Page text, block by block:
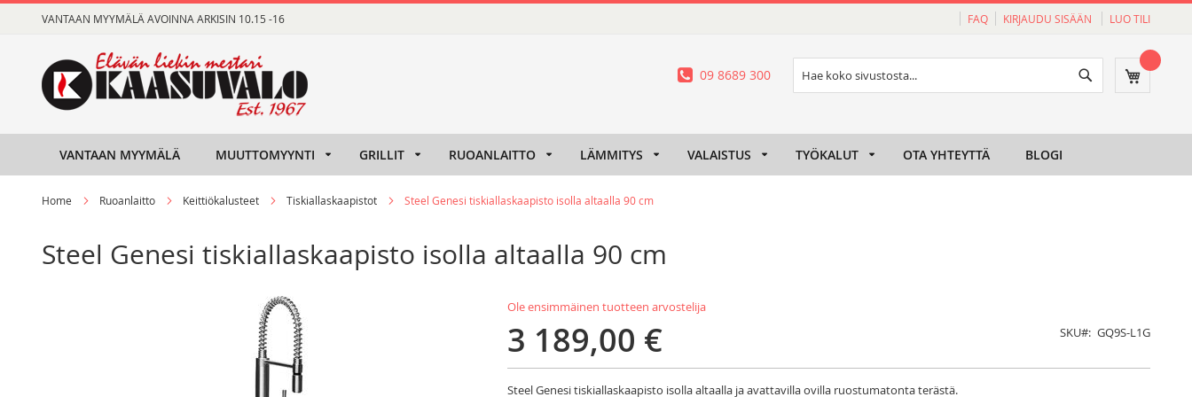
to
VANTAAN MYYMÄLÄ AVOINNA ARKISIN 10.15 -16 FAQ KIRJAUDU SISÄÄN LUO TILI
Ostoskori
Haku
09 8689 300
VANTAAN MYYMÄLÄ MUUTTOMYYNTI GRILLIT RUOANLAITTO LÄMMITYS VALAISTUS TYÖKALUT OTA YHTEYTTÄ BLOGI
Home Ruoanlaitto Keittiökalusteet Tiskiallaskaapistot Steel Genesi tiskiallaskaapisto isolla altaalla 90 cm
Steel Genesi tiskiallaskaapisto isolla altaalla 90 cm
Ole ensimmäinen tuotteen arvostelija
3 189,00 € SKU GQ9S-L1G
Steel Genesi tiskiallaskaapisto isolla altaalla ja avattavilla ovilla ruostumatonta terästä.